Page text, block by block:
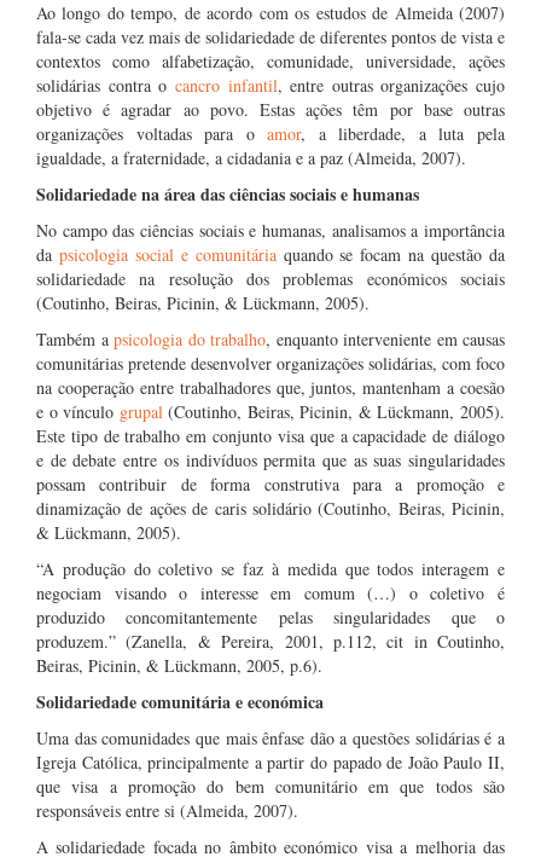
Ao longo do tempo, de acordo com os estudos de Almeida (2007)
fala-se cada vez mais de solidariedade de diferentes pontos de vista e
contextos como alfabetização, comunidade, universidade, ações
solidárias contra o cancro infantil, entre outras organizações cujo
objetivo é agradar ao povo. Estas ações têm por base outras
organizações voltadas para oamor, a liberdade, a luta pela
igualdade, a fraternidade, a cidadania e a paz (Almeida, 2007).
Solidariedade na área das ciências sociais e humanas
No campo das ciências sociais e humanas, analisamos a importância
da psicologia social e comunitáriaquando se focam na questão da
solidariedade na resolução dos problemas económicos sociais
(Coutinho, Beiras, Picinin, & Lückmann, 2005).
Também a psicologia do trabalho, enquanto interveniente em causas
comunitárias pretende desenvolver organizações solidárias, com foco
na cooperação entre trabalhadores que, juntos, mantenham a coesão
e o vínculo grupal(Coutinho, Beiras, Picinin, & Lückmann, 2005).
Este tipo de trabalho em conjunto visa que a capacidade de diálogo
e de debate entre os indivíduos permita que as suas singularidades
possam contribuir de forma construtiva para a promoção e
dinamização de ações de caris solidário (Coutinho, Beiras, Picinin,
& Lückmann, 2005).
“A produção do coletivo se faz à medida que todos interagem e
negociam visando o interesse em comum (…) o coletivo é
produzido concomitantemente pelas singularidades que o
produzem.” (Zanella, & Pereira, 2001, p.112, cit in Coutinho,
Beiras, Picinin, & Lückmann, 2005, p.6).
Solidariedade comunitária e económica
Uma das comunidades que mais ênfase dão a questões solidárias é a
Igreja Católica, principalmente a partir do papado de João Paulo II,
que visa a promoção do bem comunitário em que todos são
responsáveis entre si (Almeida, 2007).
A solidariedade focada no âmbito económico visa a melhoria das